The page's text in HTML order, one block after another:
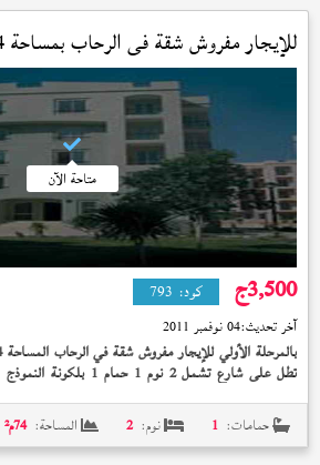
للإيجار مفروش شقة فيالرحاببمساحة 74 م
متاحة الآن
3,500ج كود: 793
آخر تحديث:04 نوفمبر 2011
بالمرحلة الأولي للإيجار مفروش شقة في الرحاب المساحة 74 متر
تطل على شارع تشمل 2 نوم 1 حمام 1 بلكونة النموذج (
حمامات: 1 نوم: 2 المساحة: 74م²